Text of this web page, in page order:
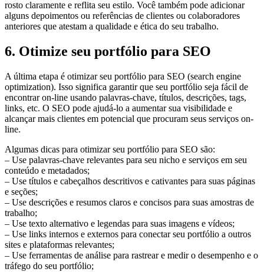
rosto claramente e reflita seu estilo. Você também pode adicionar
alguns depoimentos ou referências de clientes ou colaboradores
anteriores que atestam a qualidade e ética do seu trabalho.
6. Otimize seu portfólio para SEO
A última etapa é otimizar seu portfólio para SEO (search engine
optimization). Isso significa garantir que seu portfólio seja fácil de
encontrar on-line usando palavras-chave, títulos, descrições, tags,
links, etc. O SEO pode ajudá-lo a aumentar sua visibilidade e
alcançar mais clientes em potencial que procuram seus serviços on-
line.
Algumas dicas para otimizar seu portfólio para SEO são:
– Use palavras-chave relevantes para seu nicho e serviços em seu
conteúdo e metadados;
– Use títulos e cabeçalhos descritivos e cativantes para suas páginas
e seções;
– Use descrições e resumos claros e concisos para suas amostras de
trabalho;
– Use texto alternativo e legendas para suas imagens e vídeos;
– Use links internos e externos para conectar seu portfólio a outros
sites e plataformas relevantes;
– Use ferramentas de análise para rastrear e medir o desempenho e o
tráfego do seu portfólio;